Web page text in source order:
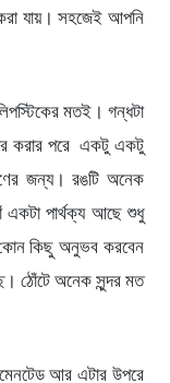
যায়। সহজেই আপনি
মতই। গন্ধটা
করার পরে একটু একটু
জন্য। রঙটি অনেক
একটা পার্থক্য আছে শুধু
কোন কিছু অনুভব করবেন
ঠোঁটে অনেক সুন্দর মত
আর এটার উপরে